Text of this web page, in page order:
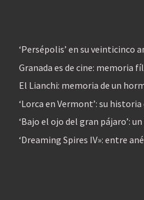
‘Persépolis’ en su veinticinco
Granada es de cine: memoria
El Lianchi: memoria de un
‘Lorca en Vermont’: su
‘Bajo el ojo del gran pájaro’:
‘Dreaming Spires IV»: entre